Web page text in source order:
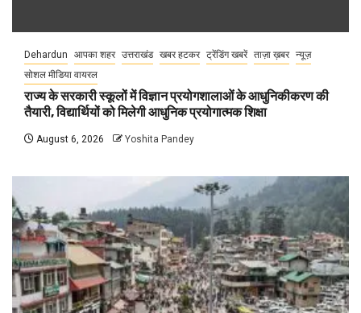
Dehardun आपका शहर उत्तराखंड खबर हटकर ट्रेंडिंग खबरें ताज़ा ख़बर न्यूज़
सोशल मीडिया वायरल
राज्य के सरकारी स्कूलों में विज्ञान प्रयोगशालाओं के आधुनिकीकरण की
तैयारी, विद्यार्थियों को मिलेगी आधुनिक प्रयोगात्मक शिक्षा
August 6, 2026 Yoshita Pandey